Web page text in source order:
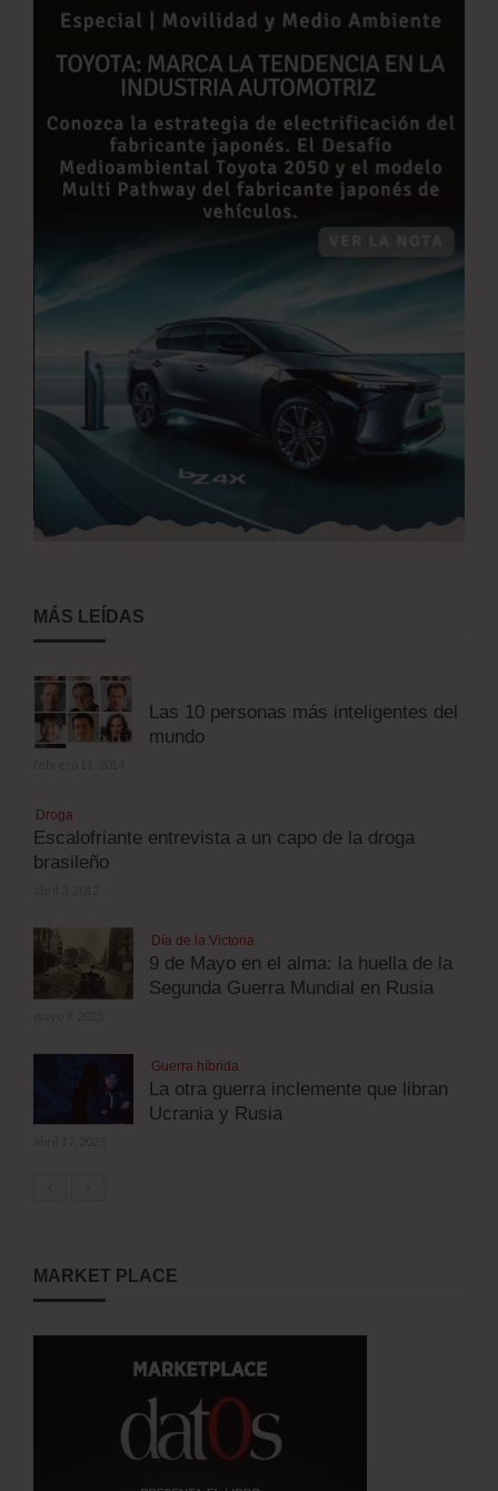
MÁS LEÍDAS
Las 10 personas más inteligentes del
mundo
Droga
Escalofriante entrevista a un capo de la droga
brasileño
Día de la Victoria
9 de Mayo en el alma: la huella de la
Segunda Guerra Mundial en Rusia
Guerra híbrida
La otra guerra inclemente que libran
Ucrania y Rusia
MARKET PLACE